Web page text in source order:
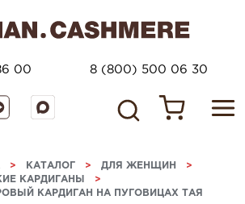
00 8 (800) 500 06 30
> КАТАЛОГ > ДЛЯ ЖЕНЩИН >
КАРДИГАНЫ >
КАРДИГАН НА ПУГОВИЦАХ ТАЯ